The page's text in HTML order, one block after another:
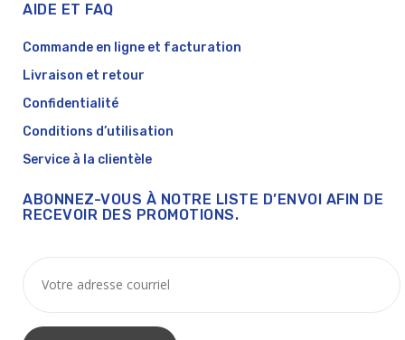
AIDE ET FAQ
Commande en ligne et facturation
Livraison et retour
Confidentialité
Conditions d’utilisation
Service à la clientèle
ABONNEZ-VOUS À NOTRE LISTE D’ENVOI AFIN DE
RECEVOIR DES PROMOTIONS.